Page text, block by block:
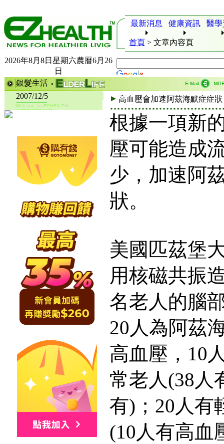
最新消息 健康資訊 醫
首頁 > 文章內容頁
2026年8月8日星期六農曆6月26
日
銀髮生活
2007/12/5
高血壓會加速阿茲海默症症狀
根據一項新
壓可能造成
少，加速阿
狀。
美國匹茲堡
用核磁共振
名老人的腦
20人為阿茲
高血壓，10
常老人(38人
有)；20人有
(10人有高血